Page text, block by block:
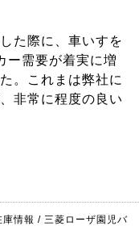
た際に、車いすを
ー需要が着実に増
。これまは弊社に
非常に程度の良い
情報 / 三菱ローザ園児バ